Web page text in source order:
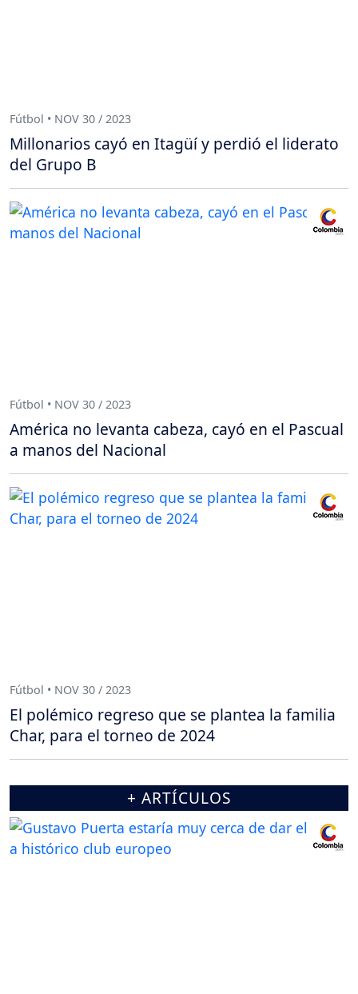
Fútbol • NOV 30 / 2023
Millonarios cayó en Itagüí y perdió el liderato
del Grupo B
Fútbol • NOV 30 / 2023
América no levanta cabeza, cayó en el Pascual
a manos del Nacional
Fútbol • NOV 30 / 2023
El polémico regreso que se plantea la familia
Char, para el torneo de 2024
+ ARTÍCULOS